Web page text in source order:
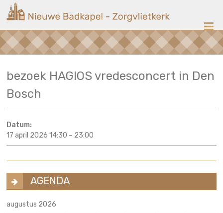
naar
inhoud
Nieuwe
Badkapel
op
Scheveningen
bezoek HAGIOS vredesconcert in Den
Bosch
Datum:
17 april 2026 14:30 – 23:00
AGENDA
augustus 2026